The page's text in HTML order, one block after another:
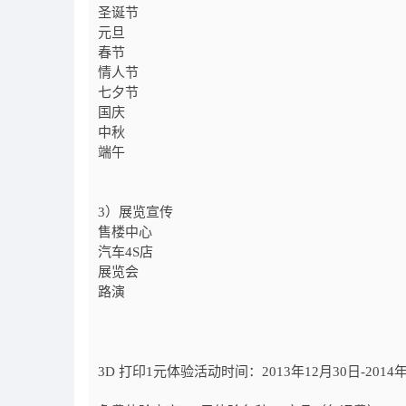
圣诞节
元旦
春节
情人节
七夕节
国庆
中秋
端午
3）展览宣传
售楼中心
汽车4S店
展览会
路演
3D 打印1元体验活动时间：2013年12月30日-2014